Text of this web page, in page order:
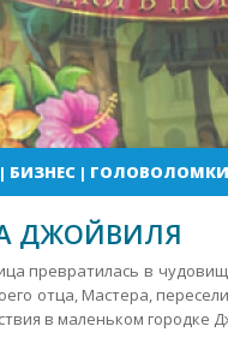
| БИЗНЕС| ГОЛОВОЛОМКИ
ДЖОЙВИЛЯ
превратилась в
отца, Мастера,
в маленьком городке